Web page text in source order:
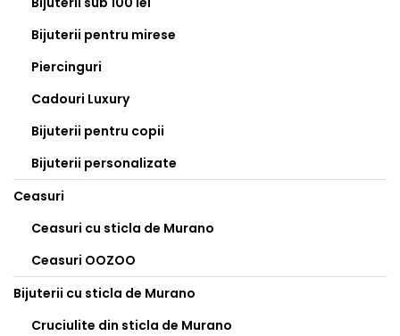
Bijuterii pentru mirese
Piercinguri
Cadouri Luxury
Bijuterii pentru copii
Bijuterii personalizate
Ceasuri
Ceasuri cu sticla de Murano
Ceasuri OOZOO
Bijuterii cu sticla de Murano
Cruciulite din sticla de Murano